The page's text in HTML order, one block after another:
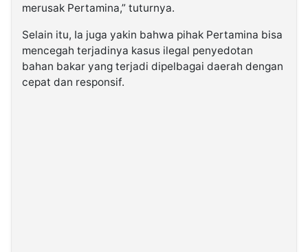
merusak Pertamina,” tuturnya.
Selain itu, Ia juga yakin bahwa pihak Pertamina bisa
mencegah terjadinya kasus ilegal penyedotan
bahan bakar yang terjadi dipelbagai daerah dengan
cepat dan responsif.